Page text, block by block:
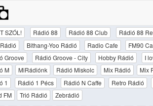
SZÓL! Rádió 88 Rádió 88 Club Rádió 88
Bithang-Yoo Rádió Radio Cafe FM90
Groove
Rádió Groove - City Hobby Rádió I
M
MiRádiónk Rádió Miskolc Mix Rádió Mix
1
Rádió 1 Pécs Rádió N Caffe Retro Rádió
FM
Trió Rádió
Zebrádió